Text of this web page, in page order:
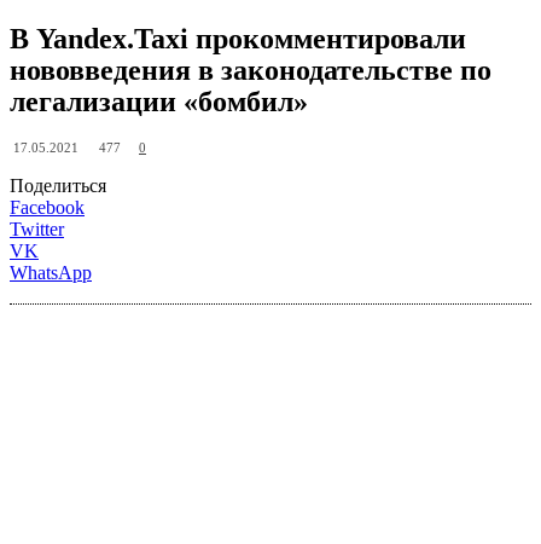
В Yandex.Taxi прокомментировали
нововведения в законодательстве по
легализации «бомбил»
17.05.2021 477 0
Поделиться
Facebook
Twitter
VK
WhatsApp